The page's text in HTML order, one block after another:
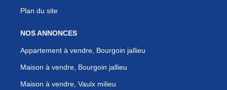
Plan du site
NOS ANNONCES
Appartement à vendre, Bourgoin jallieu
Maison à vendre, Bourgoin jallieu
Maison à vendre, Vaulx milieu